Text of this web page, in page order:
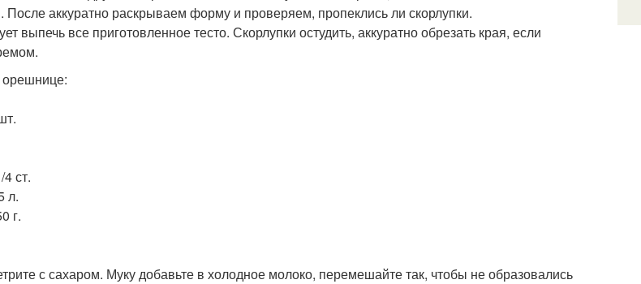
аккуратно раскрываем форму и проверяем, пропеклись ли скорлупки.
выпечь все приготовленное тесто. Скорлупки остудить, аккуратно обрезать края, если
ст.
л.
г.
с сахаром. Муку добавьте в холодное молоко, перемешайте так, чтобы не образовались